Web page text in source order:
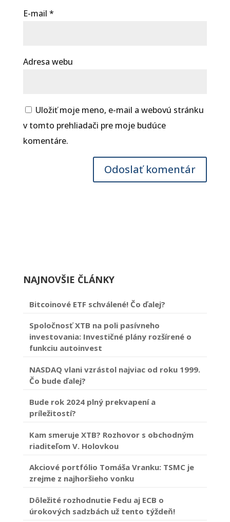
E-mail *
Adresa webu
Uložiť moje meno, e-mail a webovú stránku
v tomto prehliadači pre moje budúce
komentáre.
NAJNOVŠIE ČLÁNKY
Bitcoinové ETF schválené! Čo ďalej?
Spoločnosť XTB na poli pasívneho
investovania: Investičné plány rozšírené o
funkciu autoinvest
NASDAQ vlani vzrástol najviac od roku 1999.
Čo bude ďalej?
Bude rok 2024 plný prekvapení a
príležitostí?
Kam smeruje XTB? Rozhovor s obchodným
riaditeľom V. Holovkou
Akciové portfólio Tomáša Vranku: TSMC je
zrejme z najhoršieho vonku
Dôležité rozhodnutie Fedu aj ECB o
úrokových sadzbách už tento týždeň!